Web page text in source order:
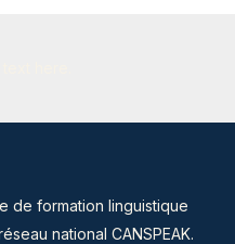
de formation linguistique
national CANSPEAK.